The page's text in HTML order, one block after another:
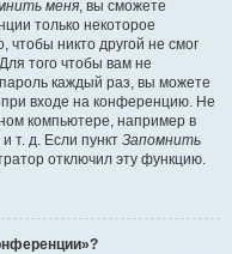
меня, вы сможете
только некоторое
чтобы никто другой не смог
того чтобы вам не
каждый раз, вы можете
при входе на конференцию. Не
компьютере, например в
т. д. Если пункт Запомнить
отключил эту функцию.